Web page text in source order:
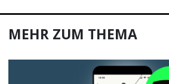
MEHR ZUM THEMA